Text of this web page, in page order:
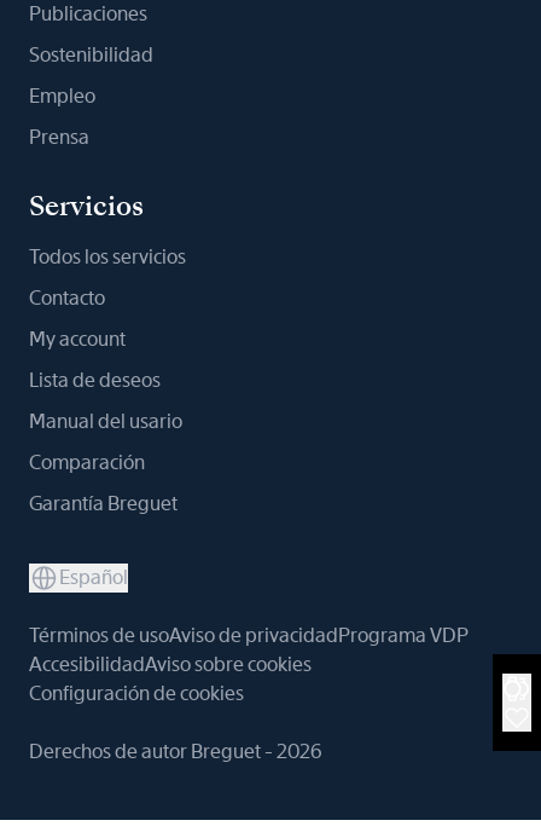
Publicaciones
Sostenibilidad
Empleo
Prensa
Servicios
Todos los servicios
Contacto
My account
Lista de deseos
Manual del usario
Comparación
Garantía Breguet
Español
Términos de usoAviso de privacidadPrograma VDP
AccesibilidadAviso sobre cookies
Configuración de cookies
Derechos de autor Breguet - 2026